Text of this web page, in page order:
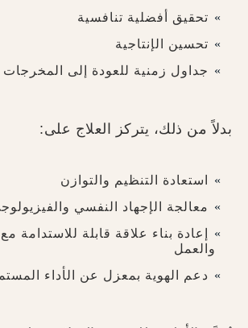
تحقيق أفضلية تنافسية
تحسين الإنتاجية
جداول زمنية للعودة إلى المخرجات
بدلاً من ذلك، يتركز العلاج على:
استعادة التنظيم والتوازن
معالجة الإجهاد النفسي
إعادة بناء علاقة قابلة للاستدامة
والعمل
دعم الهوية بمعزل عن الأداء